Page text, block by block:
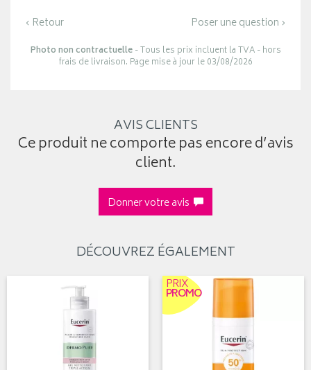
‹ Retour Poser une question ›
Photo non contractuelle- Tous les prix incluent la TVA - hors
frais de livraison. Page mise à jour le 03/08/2026
AVIS CLIENTS
Ce produit ne comporte pas encore d’avis
client.
Donner votre avis
DÉCOUVREZ ÉGALEMENT
PRIX
PROMO